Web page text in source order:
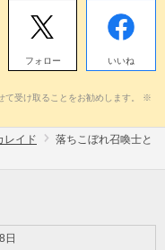
フォロー いいね
て受け取ることをお勧めします。 ※
レイド
落ちこぼれ召喚士と
日